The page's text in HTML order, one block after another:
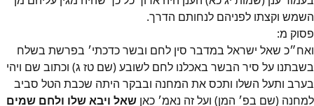
השמש וקצתו לפניהם לנחותם הדרך.
פסוק מ:
ואח״כ שאל ישראל במדבר סין לחם ובשר כדכתי׳ בפרשת בשלח
בשבתנו על סיר הבשר באכלנו לחם לשובע (שם טז ג) וכתוב שם ויהי
בערב ותעל השלו ותכס את המחנה ובבקר היתה שכבת הטל סביב
למחנה (שם בפ׳ המן) ועל זה נאמ׳ כאן שאל ויבא שלו ולחם שמים